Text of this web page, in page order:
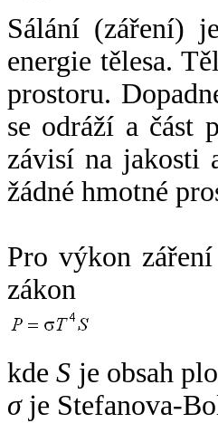
Sálání (záření)
energie tělesa.
prostoru.
se odráží a část
závisí na jakosti
žádné hmotné
Pro výkon
zákon
kdeS je obsah
σje Stefanova-